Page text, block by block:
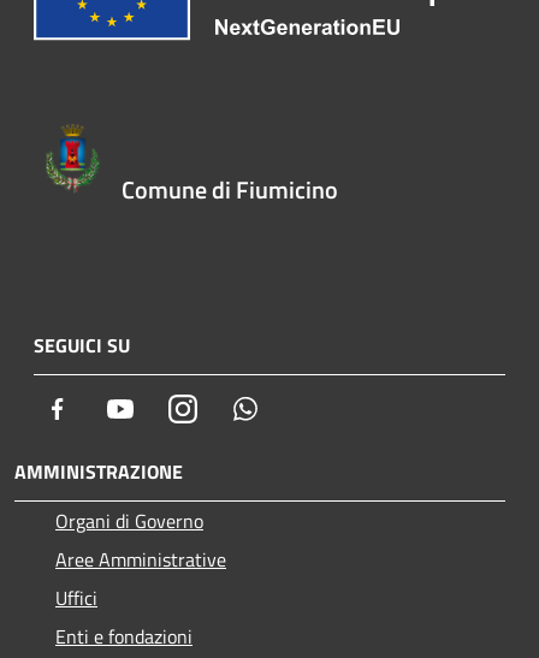
Comune di Fiumicino
SEGUICI SU
Facebook YoutubeInstagram
AMMINISTRAZIONE
Organi di Governo
Aree Amministrative
Uffici
Enti e fondazioni